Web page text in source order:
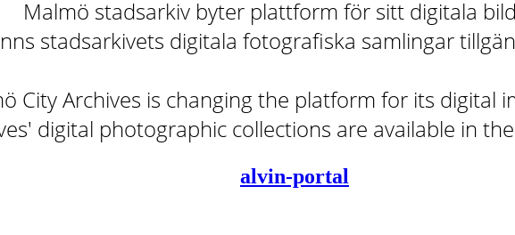
Malmö stadsarkiv byter plattform för sitt digitala
stadsarkivets digitala fotografiska samlingar
City Archives is changing the platform for its digital
digital photographic collections are available in
alvin-portal